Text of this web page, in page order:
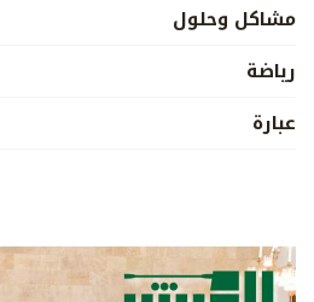
مشاكل وحلول
رياضة
عبارة